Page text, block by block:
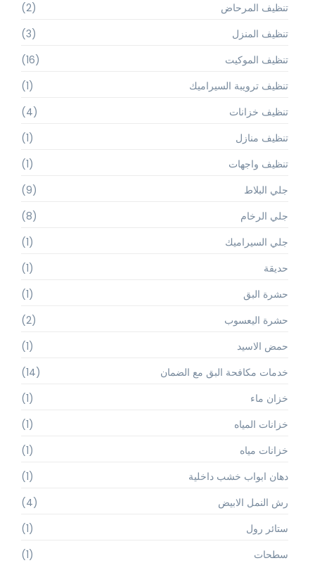
تنظيف المرحاض
(2)
تنظيف المنزل
(3)
تنظيف الموكيت
(16)
تنظيف ترويبة السيراميك
(1)
تنظيف خزانات
(4)
تنظيف منازل
(1)
تنظيف واجهات
(1)
جلي البلاط
(9)
جلي الرخام
(8)
جلي السيراميك
(1)
حديقة
(1)
حشرة البق
(1)
حشرة اليعسوب
(2)
حمض الاسيد
(1)
خدمات مكافحة البق مع الضمان
(14)
خزان ماء
(1)
خزانات المياه
(1)
خزانات مياه
(1)
دهان ابواب خشب داخلية
(1)
رش النمل الابيض
(4)
ستائر رول
(1)
سطحات
(1)